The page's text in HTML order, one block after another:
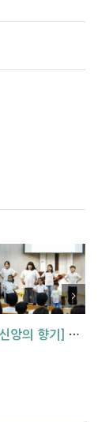
[신앙의 향기] 우리 하나님은 크시다네_아동부 찬양